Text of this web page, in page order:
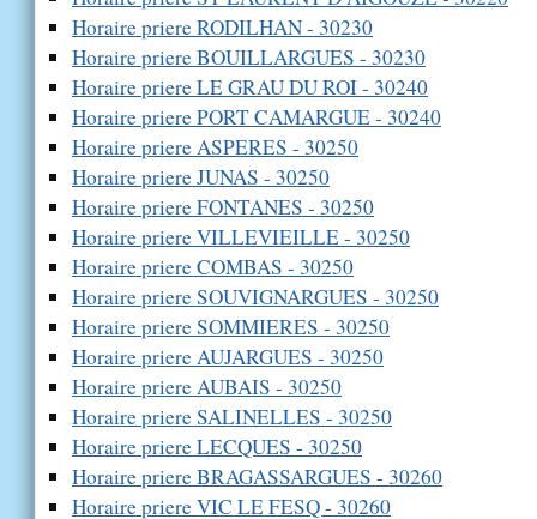
Horaire priere RODILHAN - 30230
Horaire priere BOUILLARGUES - 30230
Horaire priere LE GRAU DU ROI - 30240
Horaire priere PORT CAMARGUE - 30240
Horaire priere ASPERES - 30250
Horaire priere JUNAS - 30250
Horaire priere FONTANES - 30250
Horaire priere VILLEVIEILLE - 30250
Horaire priere COMBAS - 30250
Horaire priere SOUVIGNARGUES - 30250
Horaire priere SOMMIERES - 30250
Horaire priere AUJARGUES - 30250
Horaire priere AUBAIS - 30250
Horaire priere SALINELLES - 30250
Horaire priere LECQUES - 30250
Horaire priere BRAGASSARGUES - 30260
Horaire priere VIC LE FESQ - 30260